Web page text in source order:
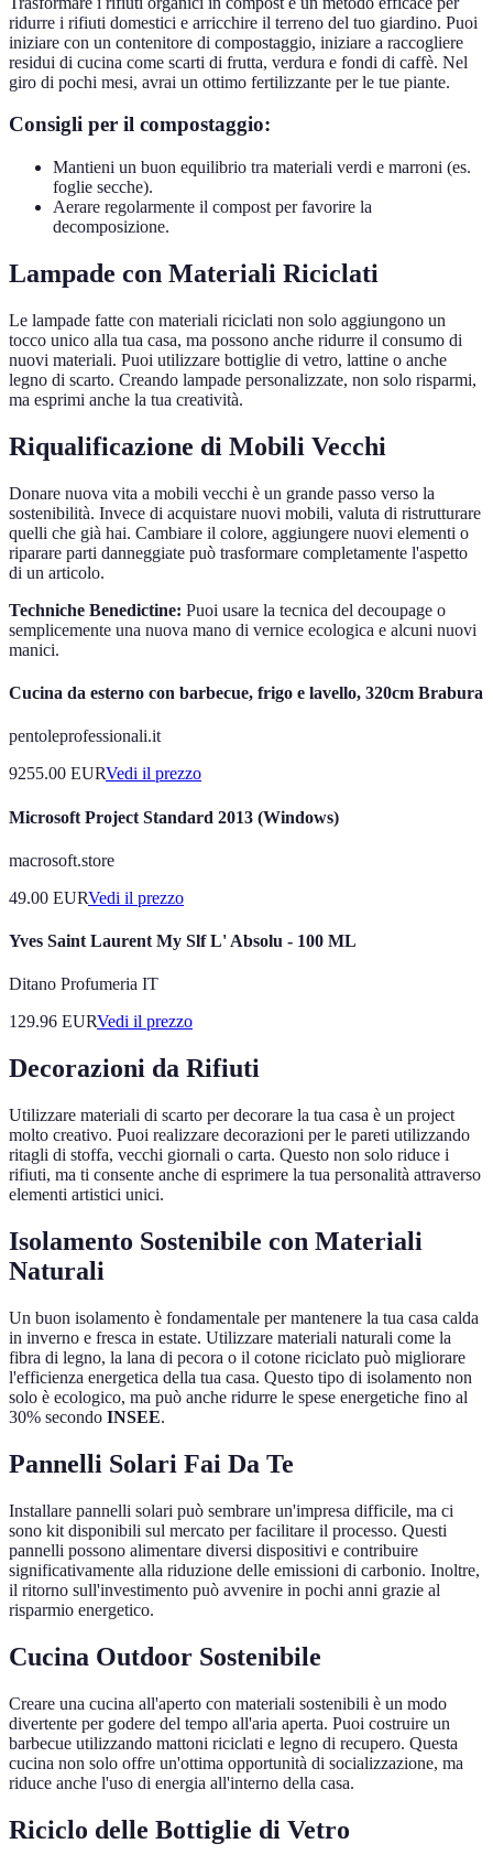
ridurre i rifiuti domestici e arricchire il terreno del tuo giardino. Puoi
iniziare con un contenitore di compostaggio, iniziare a raccogliere
residui di cucina come scarti di frutta, verdura e fondi di caffè. Nel
giro di pochi mesi, avrai un ottimo fertilizzante per le tue piante.
Consigli per il compostaggio:
Mantieni un buon equilibrio tra materiali verdi e marroni (es.
foglie secche).
Aerare regolarmente il compost per favorire la
decomposizione.
Lampade con Materiali Riciclati
Le lampade fatte con materiali riciclati non solo aggiungono un
tocco unico alla tua casa, ma possono anche ridurre il consumo di
nuovi materiali. Puoi utilizzare bottiglie di vetro, lattine o anche
legno di scarto. Creando lampade personalizzate, non solo risparmi,
ma esprimi anche la tua creatività.
Riqualificazione di Mobili Vecchi
Donare nuova vita a mobili vecchi è un grande passo verso la
sostenibilità. Invece di acquistare nuovi mobili, valuta di ristrutturare
quelli che già hai. Cambiare il colore, aggiungere nuovi elementi o
riparare parti danneggiate può trasformare completamente l'aspetto
di un articolo.
Techniche Benedictine: Puoi usare la tecnica del decoupage o
semplicemente una nuova mano di vernice ecologica e alcuni nuovi
manici.
Cucina da esterno con barbecue, frigo e lavello, 320cm Brabura
pentoleprofessionali.it
9255.00 EURVedi il prezzo
Microsoft Project Standard 2013 (Windows)
macrosoft.store
49.00 EURVedi il prezzo
Yves Saint Laurent My Slf L' Absolu - 100 ML
Ditano Profumeria IT
129.96 EURVedi il prezzo
Decorazioni da Rifiuti
Utilizzare materiali di scarto per decorare la tua casa è un project
molto creativo. Puoi realizzare decorazioni per le pareti utilizzando
ritagli di stoffa, vecchi giornali o carta. Questo non solo riduce i
rifiuti, ma ti consente anche di esprimere la tua personalità attraverso
elementi artistici unici.
Isolamento Sostenibile con Materiali
Naturali
Un buon isolamento è fondamentale per mantenere la tua casa calda
in inverno e fresca in estate. Utilizzare materiali naturali come la
fibra di legno, la lana di pecora o il cotone riciclato può migliorare
l'efficienza energetica della tua casa. Questo tipo di isolamento non
solo è ecologico, ma può anche ridurre le spese energetiche fino al
30% secondo INSEE.
Pannelli Solari Fai Da Te
Installare pannelli solari può sembrare un'impresa difficile, ma ci
sono kit disponibili sul mercato per facilitare il processo. Questi
pannelli possono alimentare diversi dispositivi e contribuire
significativamente alla riduzione delle emissioni di carbonio. Inoltre,
il ritorno sull'investimento può avvenire in pochi anni grazie al
risparmio energetico.
Cucina Outdoor Sostenibile
Creare una cucina all'aperto con materiali sostenibili è un modo
divertente per godere del tempo all'aria aperta. Puoi costruire un
barbecue utilizzando mattoni riciclati e legno di recupero. Questa
cucina non solo offre un'ottima opportunità di socializzazione, ma
riduce anche l'uso di energia all'interno della casa.
Riciclo delle Bottiglie di Vetro